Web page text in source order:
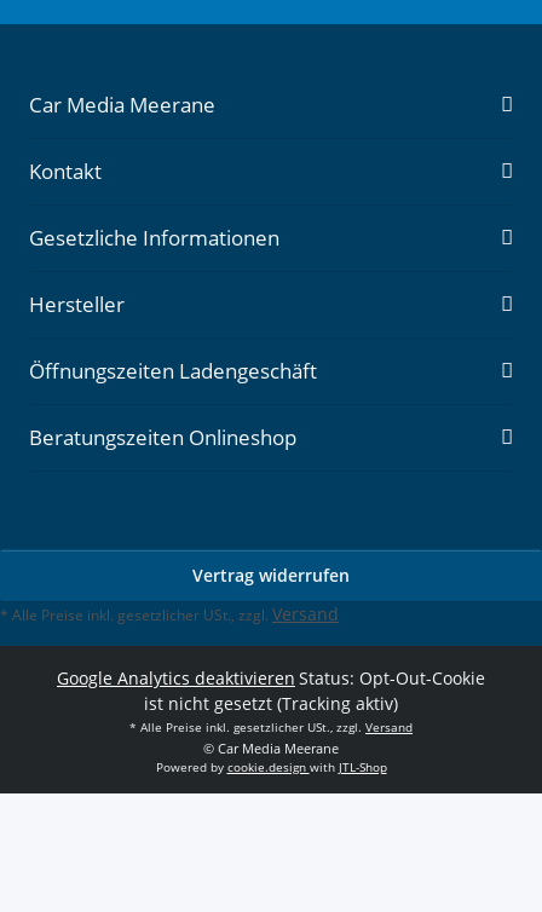
Car Media Meerane
Kontakt
Gesetzliche Informationen
Hersteller
Öffnungszeiten Ladengeschäft
Beratungszeiten Onlineshop
Vertrag widerrufen
* Alle Preise inkl. gesetzlicher USt., zzgl. Versand
Google Analytics deaktivieren Status: Opt-Out-Cookie
ist nicht gesetzt (Tracking aktiv)
* Alle Preise inkl. gesetzlicher USt., zzgl. Versand
© Car Media Meerane
Powered by cookie.design with JTL-Shop